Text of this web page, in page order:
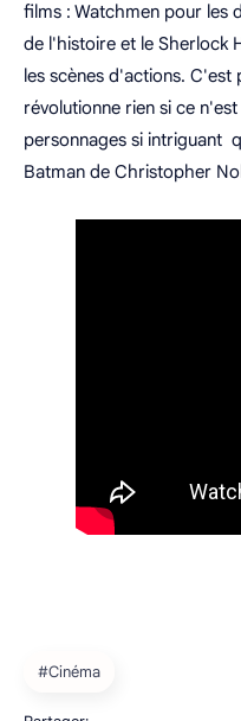
films : Watchmen pour les
de l'histoire et le Sherlock
les scènes d'actions. C'est
révolutionne rien si ce
personnages si intriguant
Batman de Christopher